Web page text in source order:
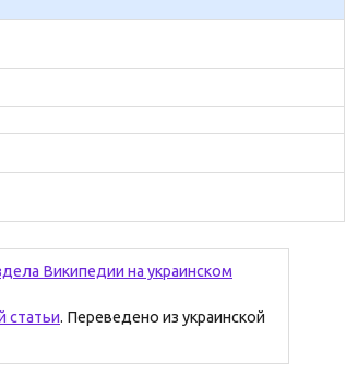
Википедии на украинском
статьи. Переведено из украинской